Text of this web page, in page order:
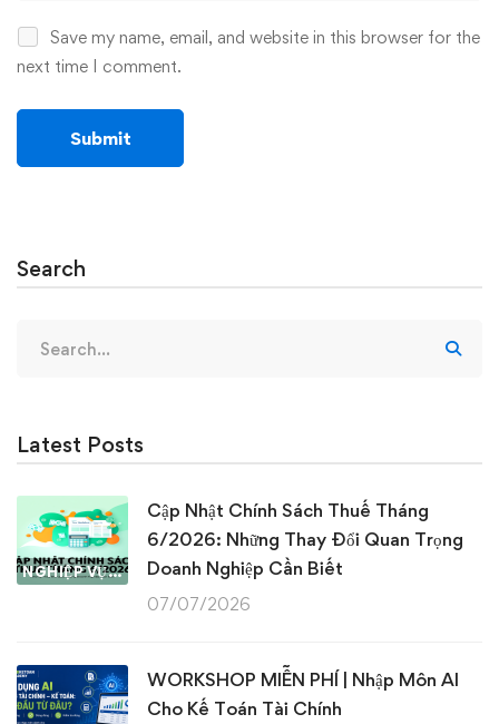
Save my name, email, and website in this browser for the
next time I comment.
Search
for:
Latest Posts
NGHIỆP VỤ KẾ TOÁN & THUẾ
Cập Nhật Chính Sách Thuế Tháng
6/2026: Những Thay Đổi Quan Trọng
Doanh Nghiệp Cần Biết
07/07/2026
WORKSHOP MIỄN PHÍ | Nhập Môn AI
Cho Kế Toán Tài Chính